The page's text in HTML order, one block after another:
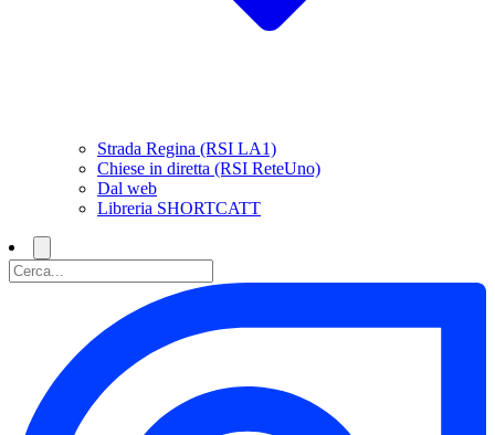
Strada Regina (RSI LA1)
Chiese in diretta (RSI ReteUno)
Dal web
Libreria SHORTCATT